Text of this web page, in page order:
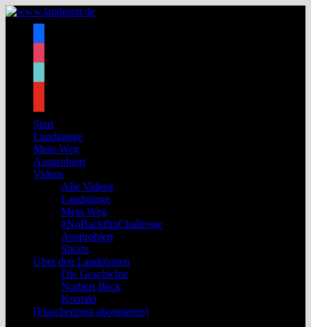
Zum
Start
Landgänge
Mein Weg
Ausprobiert
Videos
Alle Videos
Landgänge
Mein Weg
#NoBackflipChallenge
Ausprobiert
Shorts
Über den Landpiraten
Die Geschichte
Norbert Beck
Kontakt
[Flaschenpost abonnieren]